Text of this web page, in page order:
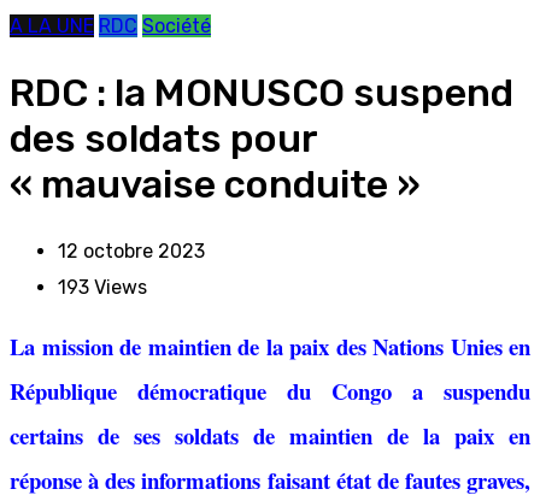
A LA UNE RDC Société
RDC : la MONUSCO suspend
des soldats pour
« mauvaise conduite »
12 octobre 2023
193 Views
La mission de maintien de la paix des Nations Unies en
République démocratique du Congo a suspendu
certains de ses soldats de maintien de la paix en
réponse à des informations faisant état de fautes graves,